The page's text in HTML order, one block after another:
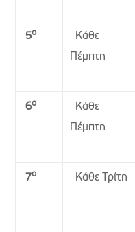
5ο
Κάθε
Πέμπτη
6ο
Κάθε
Πέμπτη
7ο Κάθε Τρίτη